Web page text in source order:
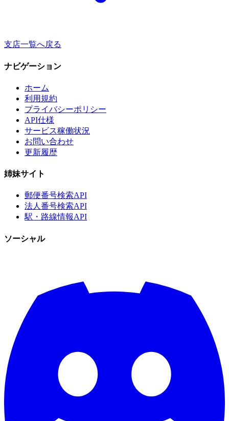
支店一覧へ戻る
ナビゲーション
ホーム
利用規約
プライバシーポリシー
API仕様
サービス稼働状況
お問い合わせ
更新履歴
姉妹サイト
郵便番号検索API
法人番号検索API
駅・路線情報API
ソーシャル